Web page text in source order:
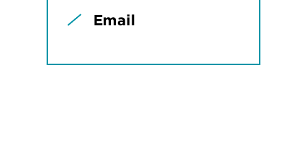
Email